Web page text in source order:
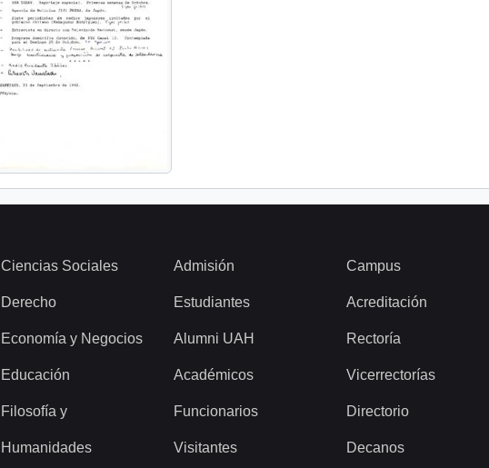
Ciencias Sociales
Derecho
Economía y Negocios
Educación
Filosofía y
Humanidades
Admisión
Estudiantes
Alumni UAH
Académicos
Funcionarios
Visitantes
Campus
Acreditación
Rectoría
Vicerrectorías
Directorio
Decanos